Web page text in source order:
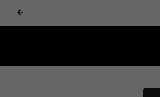
ANTERIOR